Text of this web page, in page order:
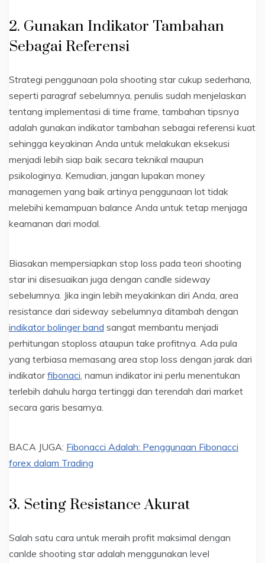
2. Gunakan Indikator Tambahan
Sebagai Referensi
Strategi penggunaan pola shooting star cukup sederhana,
seperti paragraf sebelumnya, penulis sudah menjelaskan
tentang implementasi di time frame, tambahan tipsnya
adalah gunakan indikator tambahan sebagai referensi kuat
sehingga keyakinan Anda untuk melakukan eksekusi
menjadi lebih siap baik secara teknikal maupun
psikologinya. Kemudian, jangan lupakan money
managemen yang baik artinya penggunaan lot tidak
melebihi kemampuan balance Anda untuk tetap menjaga
keamanan dari modal.
Biasakan mempersiapkan stop loss pada teori shooting
star ini disesuaikan juga dengan candle sideway
sebelumnya. Jika ingin lebih meyakinkan diri Anda, area
resistance dari sideway sebelumnya ditambah dengan
indikator bolinger band sangat membantu menjadi
perhitungan stoploss ataupun take profitnya. Ada pula
yang terbiasa memasang area stop loss dengan jarak dari
indikatorfibonaci, namun indikator ini perlu menentukan
terlebih dahulu harga tertinggi dan terendah dari market
secara garis besarnya.
BACA JUGA: Fibonacci Adalah: Penggunaan Fibonacci
forex dalam Trading
3. Seting Resistance Akurat
Salah satu cara untuk meraih profit maksimal dengan
canlde shooting star adalah menggunakan level